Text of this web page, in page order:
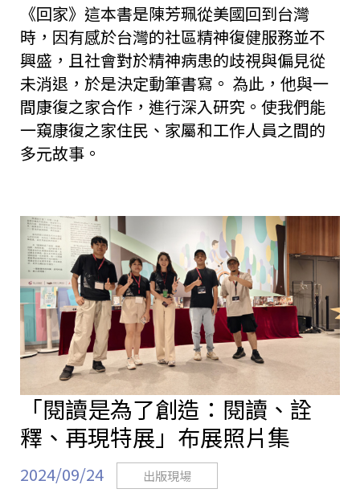
《回家》這本書是陳芳珮從美國回到台灣
時，因有感於台灣的社區精神復健服務並不
興盛，且社會對於精神病患的歧視與偏見從
未消退，於是決定動筆書寫。 為此，他與一
間康復之家合作，進行深入研究。使我們能
一窺康復之家住民、家屬和工作人員之間的
多元故事。
「閱讀是為了創造：閱讀、詮
釋、再現特展」布展照片集
2024/09/24 出版現場